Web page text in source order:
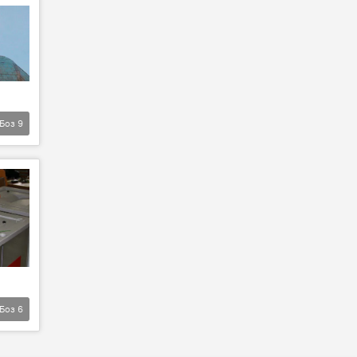
Боз 9
Боз 6